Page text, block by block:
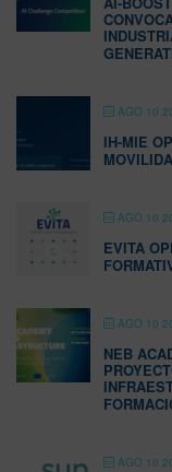
AGO 10
IH-MIE
AGO 10
EVITA
AGO 10
NEB
AGO 10